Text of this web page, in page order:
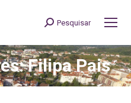
Search:
Pesquisar
Filipa Pais
here: